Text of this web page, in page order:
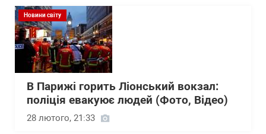
Новини світу
В Парижі горить Ліонський вокзал:
поліція евакуює людей (Фото, Відео)
28 лютого, 21:33